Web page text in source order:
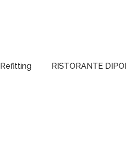
Refitting RISTORANTE